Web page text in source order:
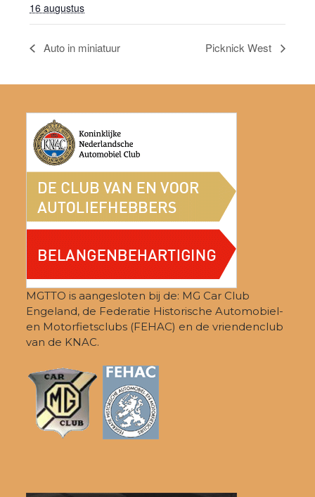
16 augustus
Auto in miniatuur Picknick West
MGTTO is aangesloten bij de: MG Car Club
Engeland, de Federatie Historische Automobiel-
en Motorfietsclubs (FEHAC) en de vriendenclub
van de KNAC.